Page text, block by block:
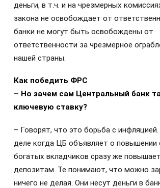
деньги, в т.ч. и на чрезмерных
закона не освобождает от
банки не могут быть освобождены от
ответственности за чрезмерное
нашей страны.
Как победить ФРС
– Но зачем сам Центральный банк
ключевую ставку?
– Говорят, что это борьба с
деле когда ЦБ объявляет о повышении
богатых вкладчиков сразу же
депозитам. Те понимают, что можно
ничего не делая. Они несут деньги в